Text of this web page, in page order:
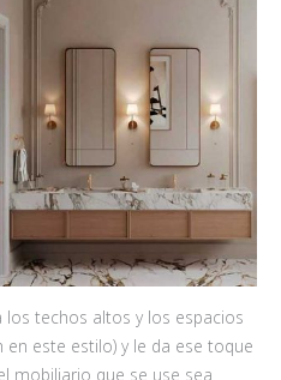
techos altos y los espacios
este estilo) y le da ese toque
mobiliario que se use sea